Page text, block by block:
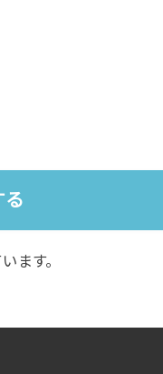
ます。